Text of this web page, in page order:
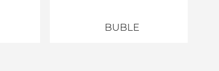
BUBLE